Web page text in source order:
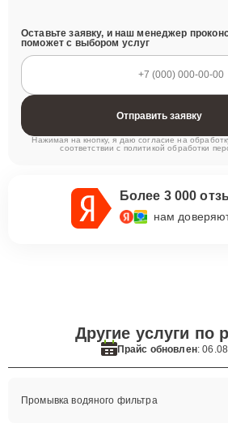
Оставьте заявку, и наш менеджер
поможет с выбором услуг
Отправить заявку
Нажимая на кнопку, я даю согласие на
соответствии с политикой обработки
Более 3 000
нам
Другие услуги по
Прайс обновлен:
Промывка водяного фильтра